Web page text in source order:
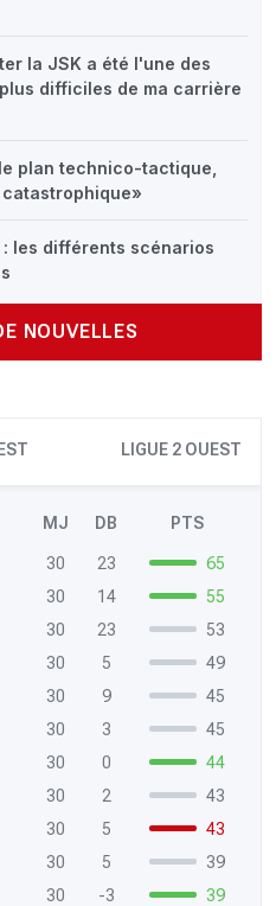
la JSK a été l'une des
difficiles de ma carrière
plan technico-tactique,
les différents scénarios
NOUVELLES
LIGUE 2 OUEST
MJ DB PTS
30 23
65
30 14
55
30 23
53
30 5
49
30 9
45
30 3
45
30 0
44
30 2
43
30 5
43
30 5
39
30 -3
39